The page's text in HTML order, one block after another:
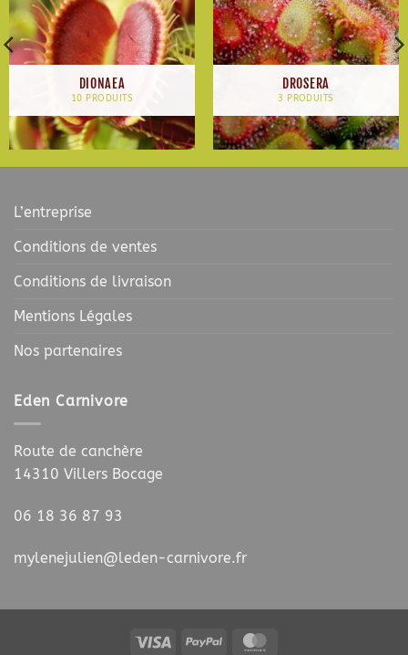
DIONAEA
10 PRODUITS
DROSERA
3 PRODUITS
L’entreprise
Conditions de ventes
Conditions de livraison
Mentions Légales
Nos partenaires
Eden Carnivore
Route de canchère
14310 Villers Bocage
06 18 36 87 93
mylenejulien@leden-carnivore.fr
Visa PayPal